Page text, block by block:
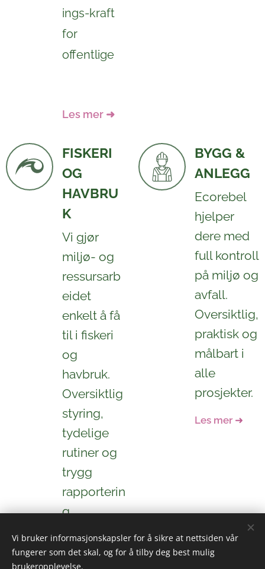
ings-kraft
for
offentlige
Les mer ➜
FISKERI
OG
HAVBRU
K
Vi gjør
miljø- og
ressursarb
eidet
enkelt å få
til i fiskeri
og
havbruk.
Oversiktlig
styring,
tydelige
rutiner og
trygg
rapporterin
g.
Les mer➜
BYGG &
ANLEGG
Ecorebel
hjelper
dere med
full kontroll
på miljø og
avfall.
Oversiktlig,
praktisk og
målbart i
alle
prosjekter.
Les mer ➜
Vi bruker informasjonskapsler for å sikre at nettsiden vår
fungerer som det skal, og for å tilby deg best mulig
brukeropplevelse.